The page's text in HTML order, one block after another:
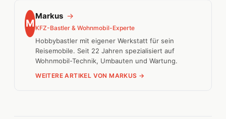
M
Markus →
KFZ-Bastler & Wohnmobil-Experte
Hobbybastler mit eigener Werkstatt für sein
Reisemobile. Seit 22 Jahren spezialisiert auf
Wohnmobil-Technik, Umbauten und Wartung.
WEITERE ARTIKEL VON MARKUS →